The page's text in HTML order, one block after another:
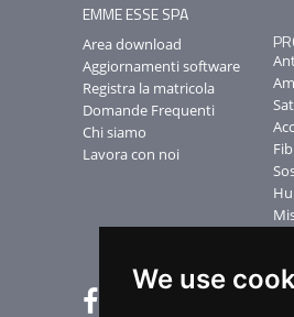
We use
EMME ESSE SPA
Area download
Aggiornamenti software
Registra la matricola
Domande Frequenti
Chi siamo
Lavora con noi